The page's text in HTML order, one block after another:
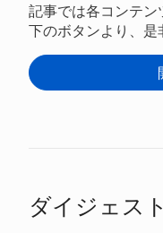
記事では各コンテ
下のボタンより、是
ダイジェス